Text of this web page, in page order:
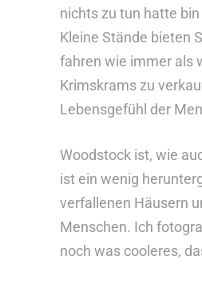
nichts zu tun hatte
Kleine Stände bieten
fahren wie immer als
Krimskrams zu
Lebensgefühl der
Woodstock ist, wie
ist ein wenig
verfallenen Häusern
Menschen. Ich
noch was cooleres,